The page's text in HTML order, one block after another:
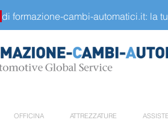
di formazione-cambi-automatici.it: la
OFFICINA ATTREZZATURE